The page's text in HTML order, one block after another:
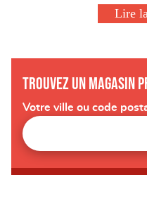
Lire
Trouvez un magasin
Votre ville ou code